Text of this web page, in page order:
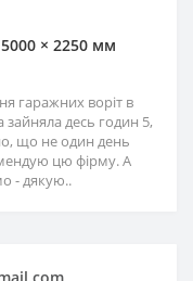
× 2250 мм
гаражних воріт в
десь годин 5,
що не один день
цю фірму. А
- дякую..